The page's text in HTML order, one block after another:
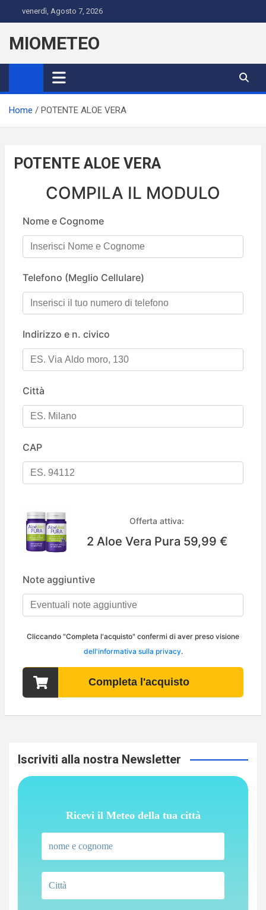
to
content
venerdì, Agosto 7, 2026
MIOMETEO
Home POTENTE ALOE VERA
POTENTE ALOE VERA
Iscriviti alla nostra Newsletter
Ricevi il Meteo della tua città